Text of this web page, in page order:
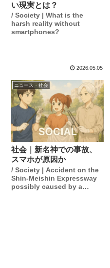
い現実とは？
/ Society | What is the
harsh reality without
smartphones?
2026.05.05
ニュース・社会
社会｜新名神での事故、
スマホが原因か
/ Society | Accident on the
Shin-Meishin Expressway
possibly caused by a